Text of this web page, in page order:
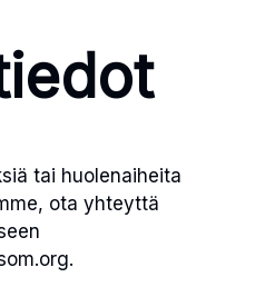
tai huolenaiheita
ota yhteyttä
.